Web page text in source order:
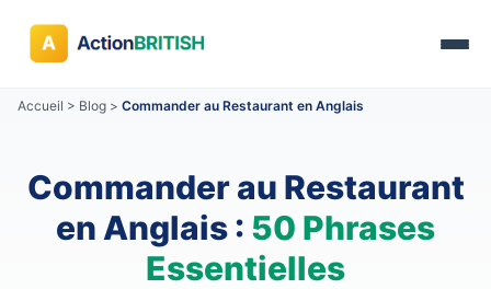
Accueil > Blog > Commander au Restaurant en Anglais
Commander au Restaurant
en Anglais : 50 Phrases
Essentielles